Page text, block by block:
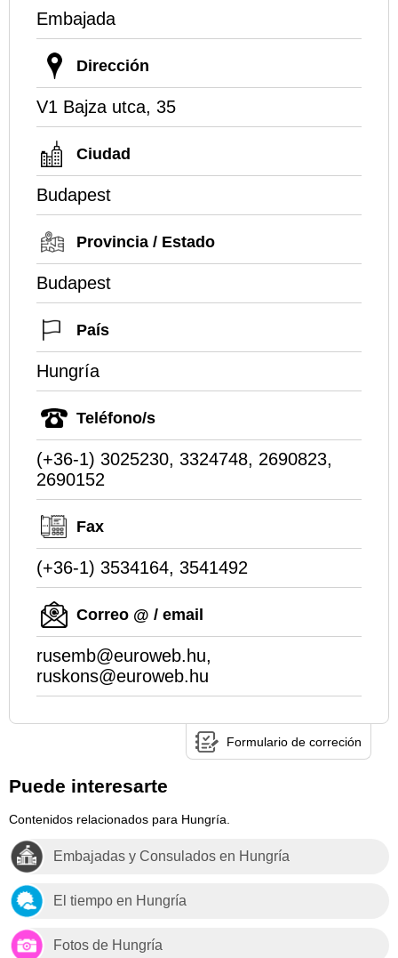
Embajada
Dirección
V1 Bajza utca, 35
Ciudad
Budapest
Provincia / Estado
Budapest
País
Hungría
Teléfono/s
(+36-1) 3025230, 3324748, 2690823,
2690152
Fax
(+36-1) 3534164, 3541492
Correo @ / email
rusemb@euroweb.hu,
ruskons@euroweb.hu
Formulario de correción
Puede interesarte
Contenidos relacionados para Hungría.
Embajadas y Consulados en Hungría
El tiempo en Hungría
Fotos de Hungría